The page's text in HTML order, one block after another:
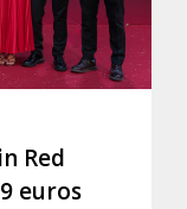
Red
euros